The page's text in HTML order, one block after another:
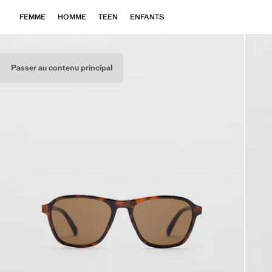
Passer au contenu principal
FEMME HOMME TEEN ENFANTS